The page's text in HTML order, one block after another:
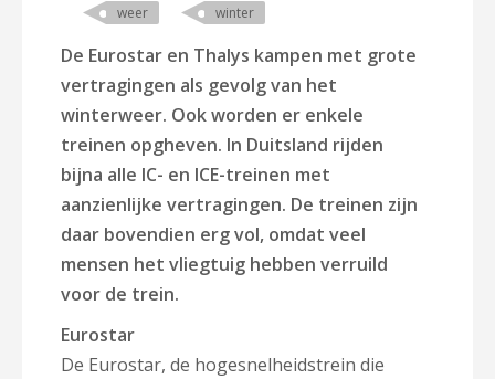
weer
winter
De Eurostar en Thalys kampen met grote
vertragingen als gevolg van het
winterweer. Ook worden er enkele
treinen opgheven. In Duitsland rijden
bijna alle IC- en ICE-treinen met
aanzienlijke vertragingen. De treinen zijn
daar bovendien erg vol, omdat veel
mensen het vliegtuig hebben verruild
voor de trein.
Eurostar
De Eurostar, de hogesnelheidstrein die